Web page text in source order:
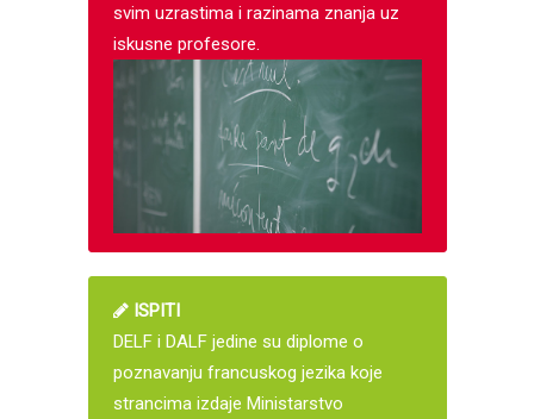
svim uzrastima i razinama znanja uz
iskusne profesore.
ISPITI
DELF i DALF jedine su diplome o
poznavanju francuskog jezika koje
strancima izdaje Ministarstvo